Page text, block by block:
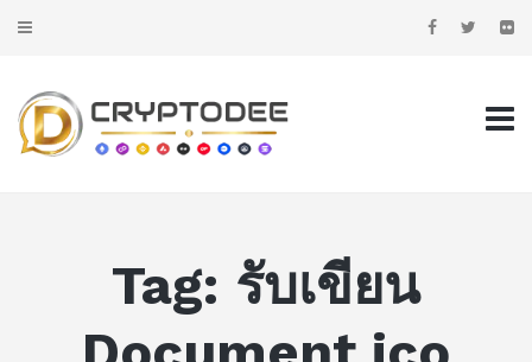
Tag: รับเขียน